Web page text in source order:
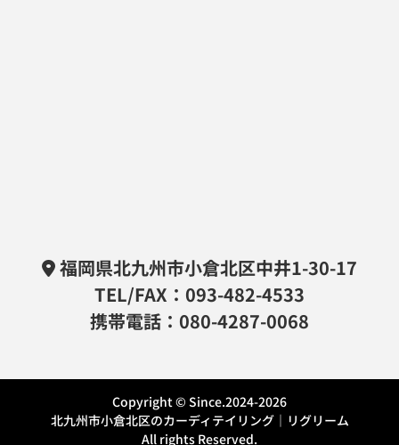
福岡県北九州市小倉北区中井1-30-17
TEL/FAX：093-482-4533
携帯電話：080-4287-0068
Copyright © Since.2024-2026
北九州市小倉北区のカーディテイリング｜リグリーム
All rights Reserved.